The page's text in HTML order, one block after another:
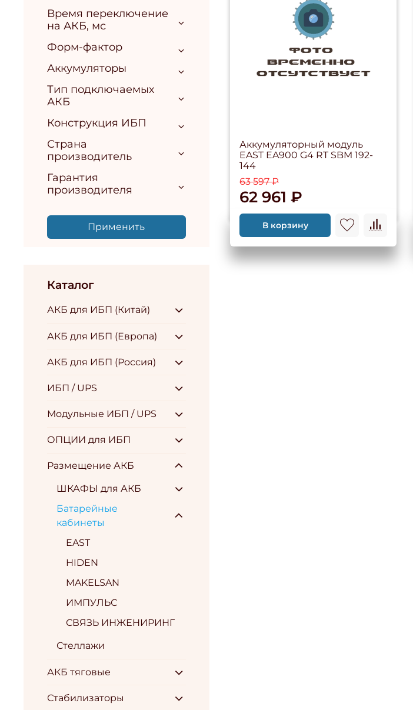
Аккумуляторный модуль
EAST EA900 G4 RT SBM 192-
144
63 597 ₽
62 961 ₽
В корзину
Время переключение
на АКБ, мс
Форм-фактор
Аккумуляторы
Тип подключаемых
АКБ
Конструкция ИБП
Страна
производитель
Гарантия
производителя
Применить
Каталог
АКБ для ИБП (Китай)
АКБ для ИБП (Европа)
АКБ для ИБП (Россия)
ИБП / UPS
Модульные ИБП / UPS
ОПЦИИ для ИБП
Размещение АКБ
ШКАФЫ для АКБ
Батарейные
кабинеты
EAST
HIDEN
MAKELSAN
ИМПУЛЬС
СВЯЗЬ ИНЖЕНИРИНГ
Стеллажи
АКБ тяговые
Стабилизаторы